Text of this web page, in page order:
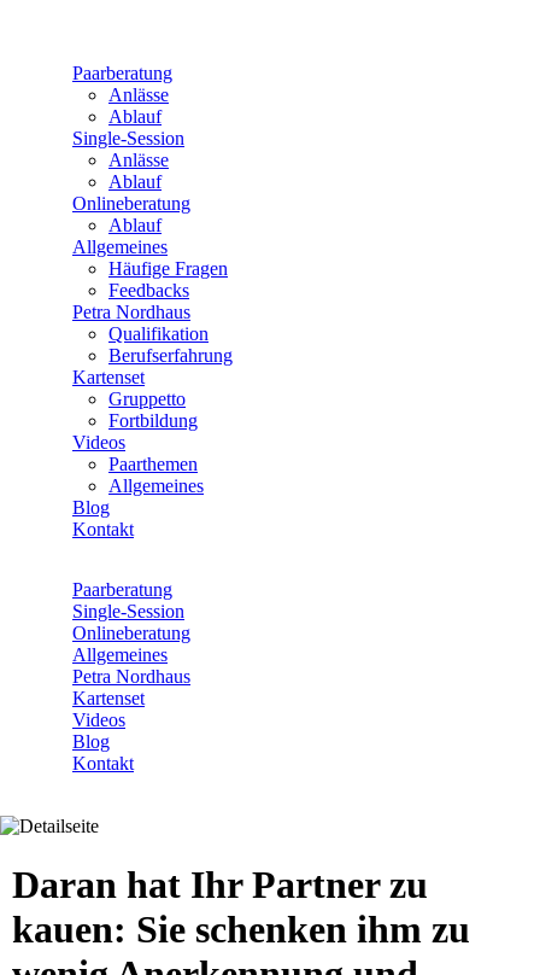
Paarberatung
Anlässe
Ablauf
Single-Session
Anlässe
Ablauf
Onlineberatung
Ablauf
Allgemeines
Häufige Fragen
Feedbacks
Petra Nordhaus
Qualifikation
Berufserfahrung
Kartenset
Gruppetto
Fortbildung
Videos
Paarthemen
Allgemeines
Blog
Kontakt
überspringenPaarberatung
Single-Session
Onlineberatung
Allgemeines
Petra Nordhaus
Kartenset
Videos
Blog
Kontakt
Daran hat Ihr Partner zu
kauen: Sie schenken ihm zu